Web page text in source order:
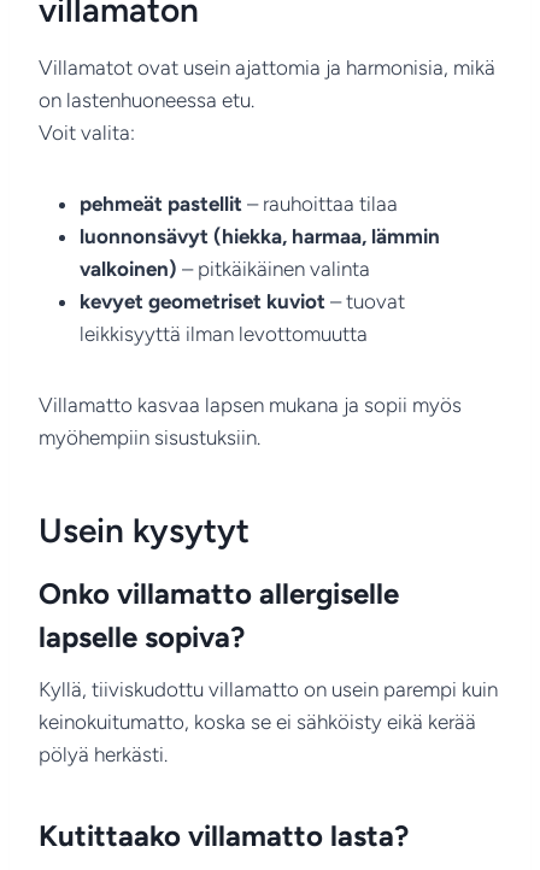
villamaton
Villamatot ovat usein ajattomia ja harmonisia, mikä
on lastenhuoneessa etu.
Voit valita:
pehmeät pastellit – rauhoittaa tilaa
luonnonsävyt (hiekka, harmaa, lämmin
valkoinen) – pitkäikäinen valinta
kevyet geometriset kuviot – tuovat
leikkisyyttä ilman levottomuutta
Villamatto kasvaa lapsen mukana ja sopii myös
myöhempiin sisustuksiin.
Usein kysytyt
Onko villamatto allergiselle
lapselle sopiva?
Kyllä, tiiviskudottu villamatto on usein parempi kuin
keinokuitumatto, koska se ei sähköisty eikä kerää
pölyä herkästi.
Kutittaako villamatto lasta?